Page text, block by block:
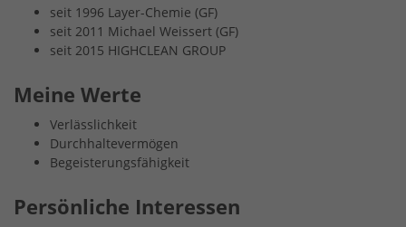
seit 1996 Layer-Chemie (GF)
seit 2011 Michael Weissert (GF)
seit 2015 HIGHCLEAN GROUP
Meine Werte
Verlässlichkeit
Durchhaltevermögen
Begeisterungsfähigkeit
Persönliche Interessen